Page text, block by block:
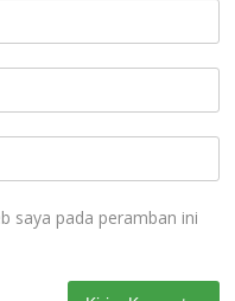
saya pada peramban ini